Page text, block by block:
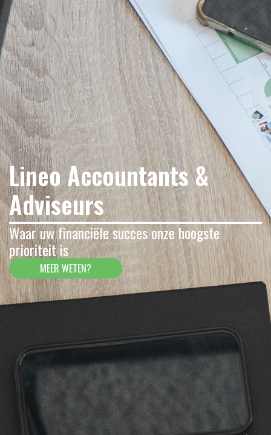
Lineo Accountants &
Adviseurs
Waar uw financiële succes onze hoogste
prioriteit is
MEER WETEN?